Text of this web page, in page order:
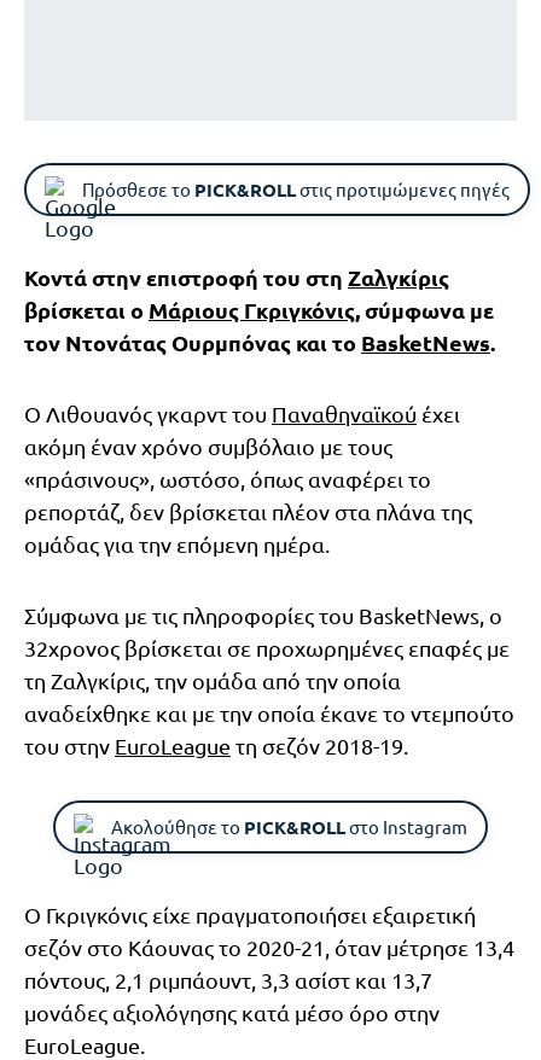
Πρόσθεσε το PICK&ROLLστις προτιμώμενες πηγές
Κοντά στην επιστροφή του στη Ζαλγκίρις
βρίσκεται ο Μάριους Γκριγκόνις, σύμφωνα με
τον Ντονάτας Ουρμπόνας και το BasketNews.
Ο Λιθουανός γκαρντ του Παναθηναϊκού έχει
ακόμη έναν χρόνο συμβόλαιο με τους
«πράσινους», ωστόσο, όπως αναφέρει το
ρεπορτάζ, δεν βρίσκεται πλέον στα πλάνα της
ομάδας για την επόμενη ημέρα.
Σύμφωνα με τις πληροφορίες του BasketNews, ο
32χρονος βρίσκεται σε προχωρημένες επαφές με
τη Ζαλγκίρις, την ομάδα από την οποία
αναδείχθηκε και με την οποία έκανε το ντεμπούτο
του στην EuroLeague τη σεζόν 2018-19.
Ακολούθησε το PICK&ROLLστο Instagram
Ο Γκριγκόνις είχε πραγματοποιήσει εξαιρετική
σεζόν στο Κάουνας το 2020-21, όταν μέτρησε 13,4
πόντους, 2,1 ριμπάουντ, 3,3 ασίστ και 13,7
μονάδες αξιολόγησης κατά μέσο όρο στην
EuroLeague.